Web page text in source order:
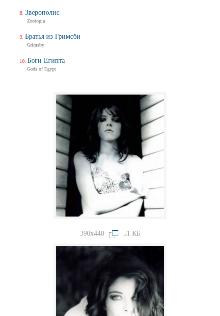
390x440 51 КБ
Зверополис
Zootopia
Братья из Гримсби
Grimsby
Боги Египта
Gods of Egypt